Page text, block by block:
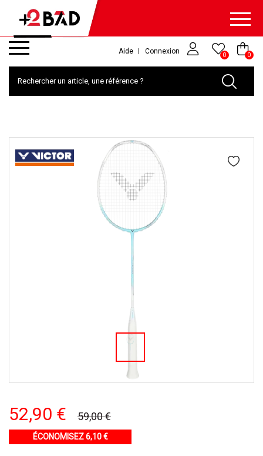
Aide Connexion 0 0
52,90 € 59,00 €
ÉCONOMISEZ 6,10 €